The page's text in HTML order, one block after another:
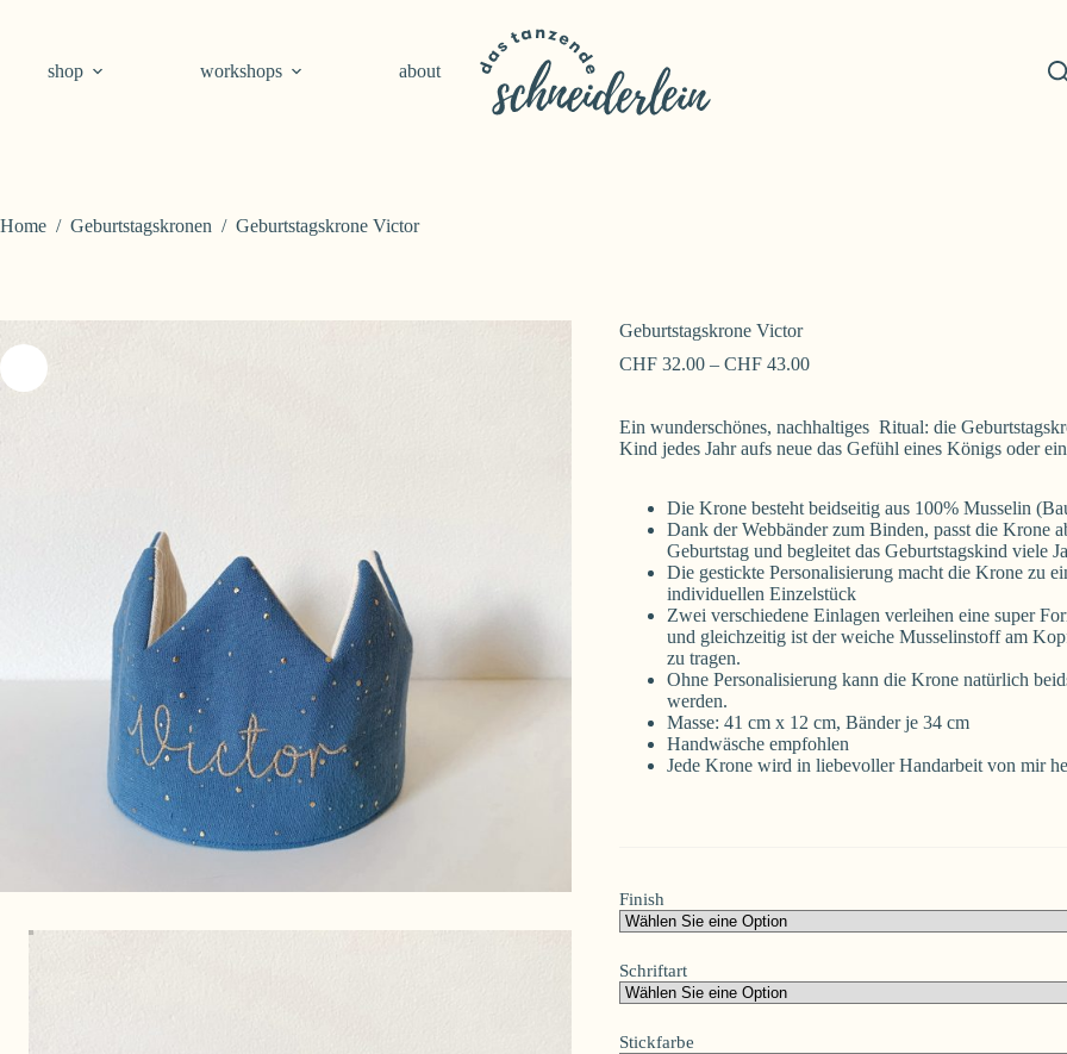
shop workshops about
Home / Geburtstagskronen / Geburtstagskrone Victor
Geburtstagskrone Victor
CHF 32.00 – CHF 43.00
Ein wunderschönes, nachhaltiges Ritual: die
Kind jedes Jahr aufs neue das Gefühl eines Königs oder
Die Krone besteht beidseitig aus 100% Musselin
Dank der Webbänder zum Binden, passt die Krone
Geburtstag und begleitet das Geburtstagskind viele
Die gestickte Personalisierung macht die Krone zu
individuellen Einzelstück
Zwei verschiedene Einlagen verleihen eine super
und gleichzeitig ist der weiche Musselinstoff am
zu tragen.
Ohne Personalisierung kann die Krone natürlich
werden.
Masse: 41 cm x 12 cm, Bänder je 34 cm
Handwäsche empfohlen
Jede Krone wird in liebevoller Handarbeit von mir
Finish
Schriftart
Stickfarbe